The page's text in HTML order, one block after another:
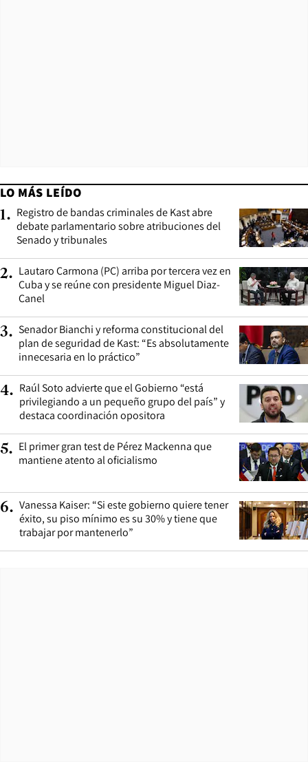
LO MÁS LEÍDO
1. Registro de bandas criminales de Kast abre
debate parlamentario sobre atribuciones del
Senado y tribunales
2. Lautaro Carmona (PC) arriba por tercera vez en
Cuba y se reúne con presidente Miguel Diaz-
Canel
3. Senador Bianchi y reforma constitucional del
plan de seguridad de Kast: “Es absolutamente
innecesaria en lo práctico”
4. Raúl Soto advierte que el Gobierno “está
privilegiando a un pequeño grupo del país” y
destaca coordinación opositora
5. El primer gran test de Pérez Mackenna que
mantiene atento al oficialismo
6. Vanessa Kaiser: “Si este gobierno quiere tener
éxito, su piso mínimo es su 30% y tiene que
trabajar por mantenerlo”